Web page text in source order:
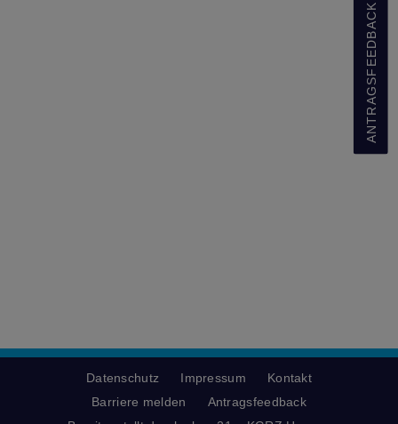
ANTRAGSFEEDBACK
Datenschutz Impressum
Kontakt
Barriere melden
Antragsfeedback